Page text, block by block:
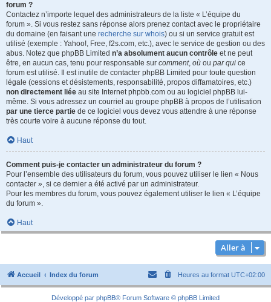
forum ?
Contactez n’importe lequel des administrateurs de la liste « L’équipe du
forum ». Si vous restez sans réponse alors prenez contact avec le propriétaire
du domaine (en faisant une recherche sur whois) ou si un service gratuit est
utilisé (exemple : Yahoo!, Free, f2s.com, etc.), avec le service de gestion ou des
abus. Notez que phpBB Limited n’a absolument aucun contrôle et ne peut
être, en aucun cas, tenu pour responsable sur comment, où ou par qui ce
forum est utilisé. Il est inutile de contacter phpBB Limited pour toute question
légale (cessions et désistements, responsabilité, propos diffamatoires, etc.)
non directement liée au site Internet phpbb.com ou au logiciel phpBB lui-
même. Si vous adressez un courriel au groupe phpBB à propos de l’utilisation
par une tierce partie de ce logiciel vous devez vous attendre à une réponse
très courte voire à aucune réponse du tout.
Haut
Comment puis-je contacter un administrateur du forum ?
Pour l’ensemble des utilisateurs du forum, vous pouvez utiliser le lien « Nous
contacter », si ce dernier a été activé par un administrateur.
Pour les membres du forum, vous pouvez également utiliser le lien « L’équipe
du forum ».
Haut
Aller à
Accueil Index du forum Heures au format UTC+02:00
Développé par phpBB® Forum Software © phpBB Limited